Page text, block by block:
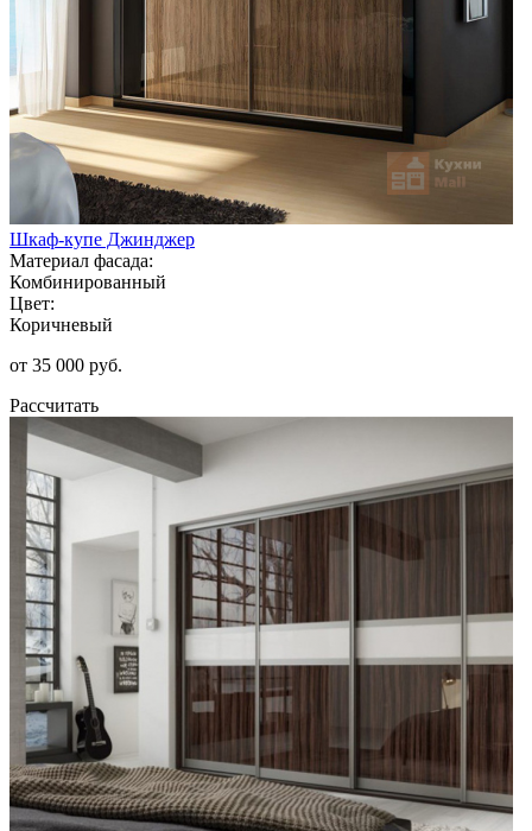
Шкаф-купе Джинджер
Материал фасада:
Комбинированный
Цвет:
Коричневый
от 35 000 руб.
Рассчитать